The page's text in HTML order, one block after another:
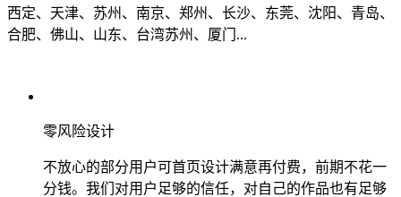
西定、天津、苏州、南京、郑州、长沙、东莞、沈阳、青岛、
合肥、佛山、山东、台湾苏州、厦门...
零风险设计
不放心的部分用户可首页设计满意再付费，前期不花一
分钱。我们对用户足够的信任，对自己的作品也有足够